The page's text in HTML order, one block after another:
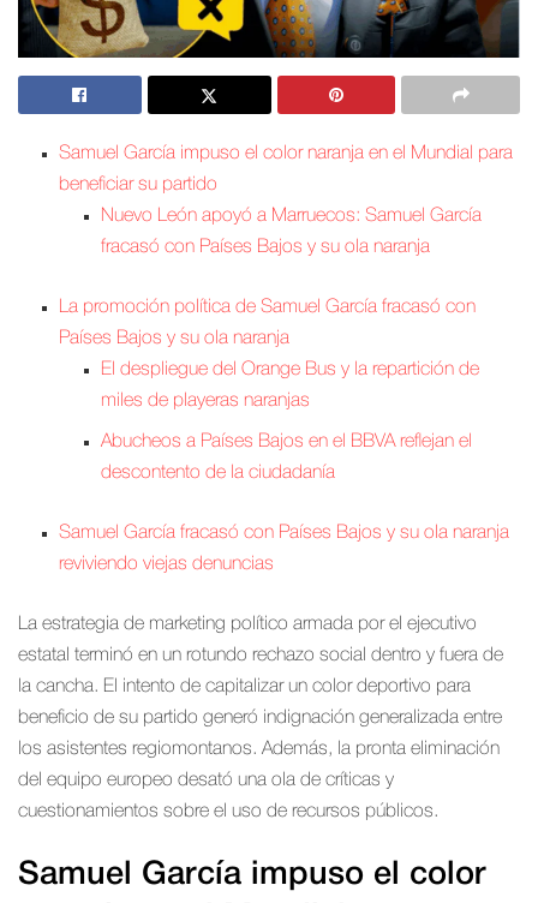
Samuel García impuso el color naranja en el Mundial para
beneficiar su partido
Nuevo León apoyó a Marruecos: Samuel García
fracasó con Países Bajos y su ola naranja
La promoción política de Samuel García fracasó con
Países Bajos y su ola naranja
El despliegue del Orange Bus y la repartición de
miles de playeras naranjas
Abucheos a Países Bajos en el BBVA reflejan el
descontento de la ciudadanía
Samuel García fracasó con Países Bajos y su ola naranja
reviviendo viejas denuncias
La estrategia de marketing político armada por el ejecutivo
estatal terminó en un rotundo rechazo social dentro y fuera de
la cancha. El intento de capitalizar un color deportivo para
beneficio de su partido generó indignación generalizada entre
los asistentes regiomontanos. Además, la pronta eliminación
del equipo europeo desató una ola de críticas y
cuestionamientos sobre el uso de recursos públicos.
Samuel García impuso el color